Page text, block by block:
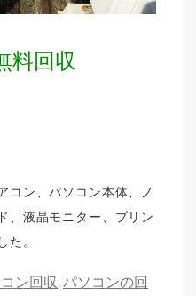
料回収
コン、パソコン本体、ノ
液晶モニター、プリン
。
ン回収,パソコンの回